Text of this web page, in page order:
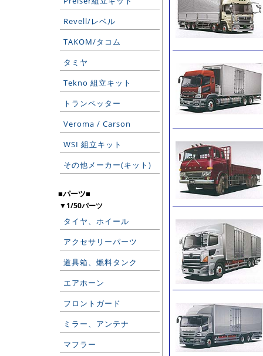
Revell/レベル
TAKOM/タコム
タミヤ
Tekno 組立キット
トランペッター
Veroma / Carson
WSI 組立キット
その他メーカー(キット)
■パーツ■
▼1/50パーツ
タイヤ、ホイール
アクセサリーパーツ
道具箱、燃料タンク
エアホーン
フロントガード
ミラー、アンテナ
マフラー